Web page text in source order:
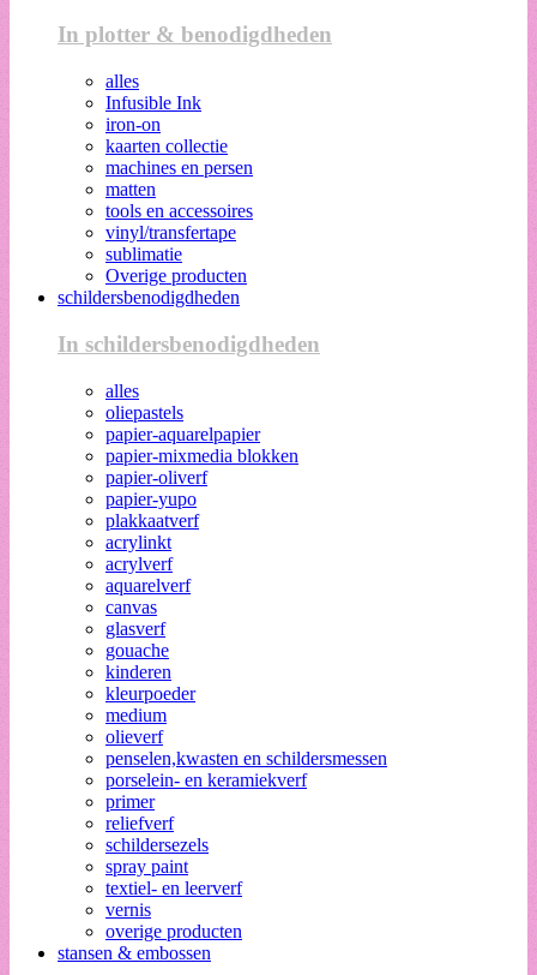
In plotter & benodigdheden
alles
Infusible Ink
iron-on
kaarten collectie
machines en persen
matten
tools en accessoires
vinyl/transfertape
sublimatie
Overige producten
schildersbenodigdheden
In schildersbenodigdheden
alles
oliepastels
papier-aquarelpapier
papier-mixmedia blokken
papier-oliverf
papier-yupo
plakkaatverf
acrylinkt
acrylverf
aquarelverf
canvas
glasverf
gouache
kinderen
kleurpoeder
medium
olieverf
penselen,kwasten en schildersmessen
porselein- en keramiekverf
primer
reliefverf
schildersezels
spray paint
textiel- en leerverf
vernis
overige producten
stansen & embossen